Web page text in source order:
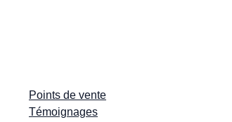
Points de vente
Témoignages